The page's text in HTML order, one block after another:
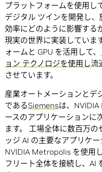
プラットフォームを使用し
デジタル ツインを開発し
効率にどのように影響する
現実の世界に実装していま
ォームと GPU を活用して、
ョン テクノロジを使用し流
させています。
産業オートメーションとデ
であるSiemensは、
ースのアプリケーションに
ます。 工場全体に数百万
ッジ AI の主要なアプリケ
NVIDIA Metropolis を使用
フリート全体を接続し、AI